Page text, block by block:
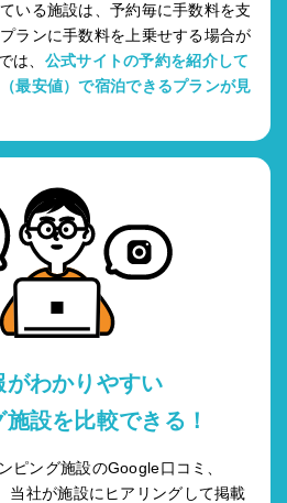
いる施設は、予約毎に手数料を支
ランに手数料を上乗せする場合が
は、 公式サイトの予約を紹介して
最安値）で宿泊できるプランが見
がわかりやすい
設を比較できる！
ピング施設のGoogle口コミ、
当社が施設にヒアリングして掲載